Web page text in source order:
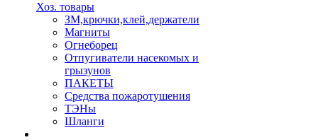
Хоз. товары
ЗМ,крючки,клей,держатели
Магниты
Огнеборец
Отпугиватели насекомых и
грызунов
ПАКЕТЫ
Средства пожаротушения
ТЭНы
Шланги